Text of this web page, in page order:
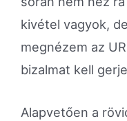
kivétel vagyok,
megnézem az
bizalmat kell
Alapvetően a